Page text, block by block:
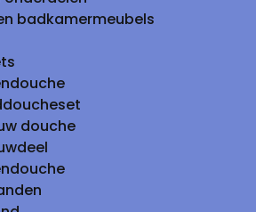
badkamermeubels
douche